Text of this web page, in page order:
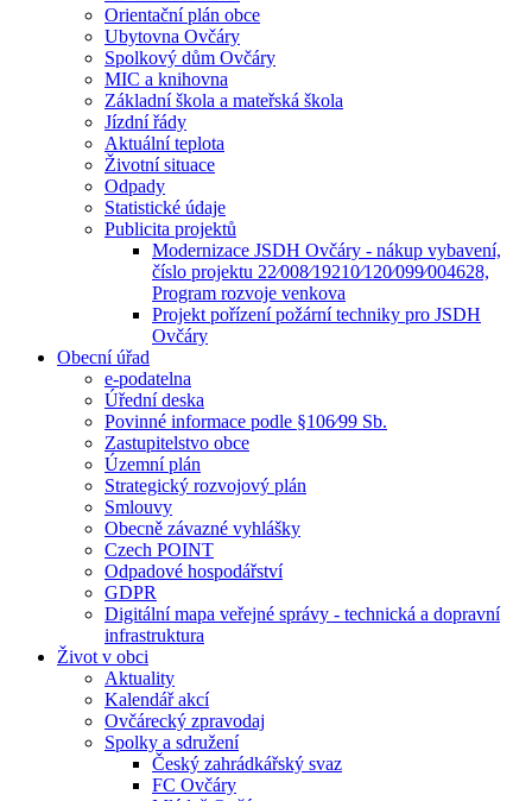
Orientační plán obce
Ubytovna Ovčáry
Spolkový dům Ovčáry
MIC a knihovna
Základní škola a mateřská škola
Jízdní řády
Aktuální teplota
Životní situace
Odpady
Statistické údaje
Publicita projektů
Modernizace JSDH Ovčáry - nákup vybavení,
číslo projektu 22⁄008⁄19210⁄120⁄099⁄004628,
Program rozvoje venkova
Projekt pořízení požární techniky pro JSDH
Ovčáry
Obecní úřad
e-podatelna
Úřední deska
Povinné informace podle §106⁄99 Sb.
Zastupitelstvo obce
Územní plán
Strategický rozvojový plán
Smlouvy
Obecně závazné vyhlášky
Czech POINT
Odpadové hospodářství
GDPR
Digitální mapa veřejné správy - technická a dopravní
infrastruktura
Život v obci
Aktuality
Kalendář akcí
Ovčárecký zpravodaj
Spolky a sdružení
Český zahrádkářský svaz
FC Ovčáry